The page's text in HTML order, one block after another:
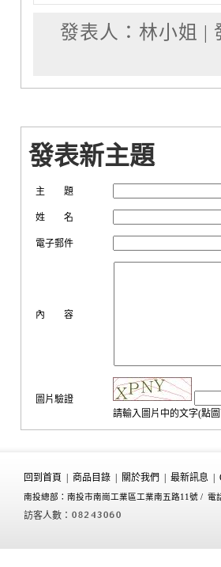
發表人：林小姐 |
發表新主題
主 題
姓 名
電子郵件
內 容
圖片驗證
請輸入圖片中的文字(點
回到首頁 商品目錄 關於我們 最新訊息
南投總部：南投市南崗工業區工業南五路11號 / 電
訪客人數：